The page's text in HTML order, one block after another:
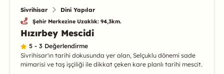
Sivrihisar Dini Yapılar
Şehir Merkezine Uzaklık: 94,3km.
Hızırbey Mescidi
5 - 3 Değerlendirme
Sivrihisar'ın tarihi dokusunda yer alan, Selçuklu dönemi sade
mimarisi ve taş işçiliği ile dikkat çeken kare planlı tarihi mescit.